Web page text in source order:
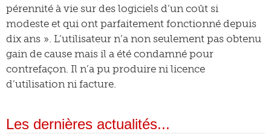
pérennité à vie sur des logiciels d’un coût si
modeste et qui ont parfaitement fonctionné depuis
dix ans ». L’utilisateur n’a non seulement pas obtenu
gain de cause mais il a été condamné pour
contrefaçon. Il n’a pu produire ni licence
d’utilisation ni facture.
Les dernières actualités...